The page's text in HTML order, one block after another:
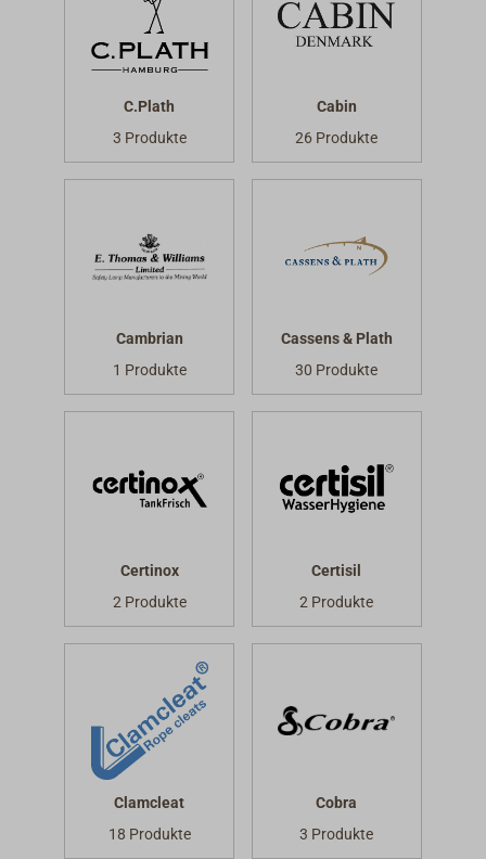
C.Plath
3 Produkte
Cabin
26 Produkte
Cambrian
1 Produkte
Cassens & Plath
30 Produkte
Certinox
2 Produkte
Certisil
2 Produkte
Clamcleat
18 Produkte
Cobra
3 Produkte